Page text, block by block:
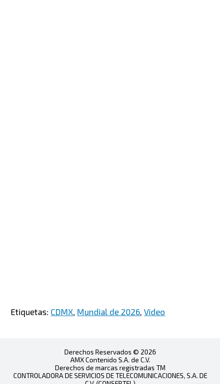
Etiquetas: CDMX, Mundial de 2026,Video
Derechos Reservados © 2026
AMX Contenido S.A. de C.V.
Derechos de marcas registradas TM
CONTROLADORA DE SERVICIOS DE TELECOMUNICACIONES, S.A. DE